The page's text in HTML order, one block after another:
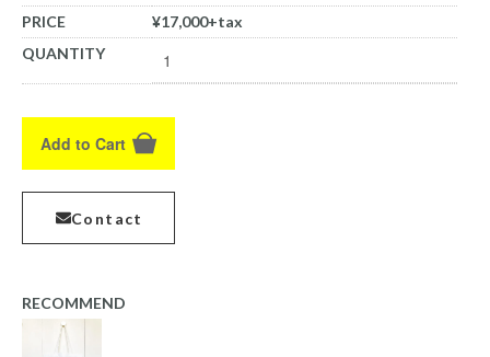
PRICE
¥17,000+tax
QUANTITY
Add to Cart
Contact
RECOMMEND